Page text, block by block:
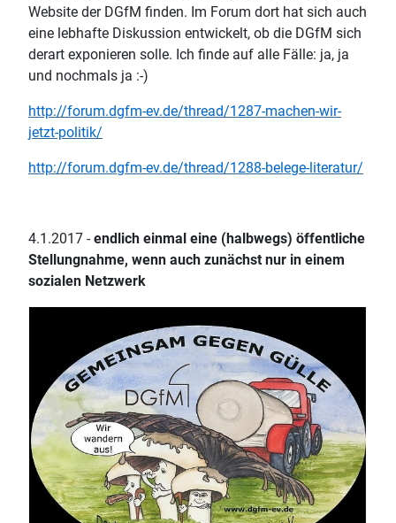
Website der DGfM finden. Im Forum dort hat sich auch
eine lebhafte Diskussion entwickelt, ob die DGfM sich
derart exponieren solle. Ich finde auf alle Fälle: ja, ja
und nochmals ja :-)
http://forum.dgfm-ev.de/thread/1287-machen-wir-
jetzt-politik/
http://forum.dgfm-ev.de/thread/1288-belege-literatur/
4.1.2017 -endlich einmal eine (halbwegs) öffentliche
Stellungnahme, wenn auch zunächst nur in einem
sozialen Netzwerk